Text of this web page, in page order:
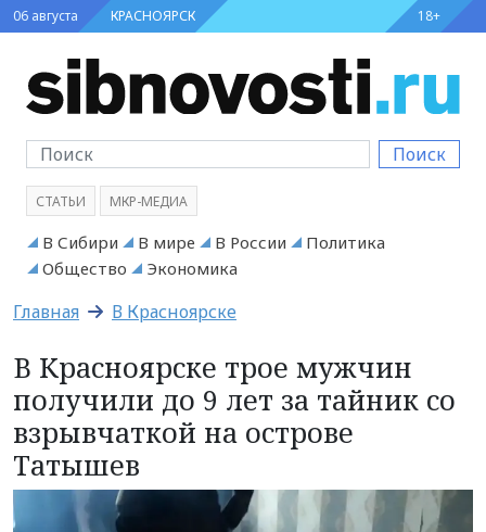
06 августа КРАСНОЯРСК 18+
Поиск
СТАТЬИ МКР-МЕДИА
В Сибири В мире В России
Политика
Общество
Экономика
Главная В Красноярске
В Красноярске трое мужчин
получили до 9 лет за тайник со
взрывчаткой на острове
Татышев